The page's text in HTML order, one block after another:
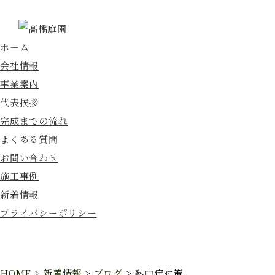
ホーム
会社情報
事業案内
代表挨拶
完成までの流れ
よくある質問
お問い合わせ
施工事例
新着情報
プライバシーポリシー